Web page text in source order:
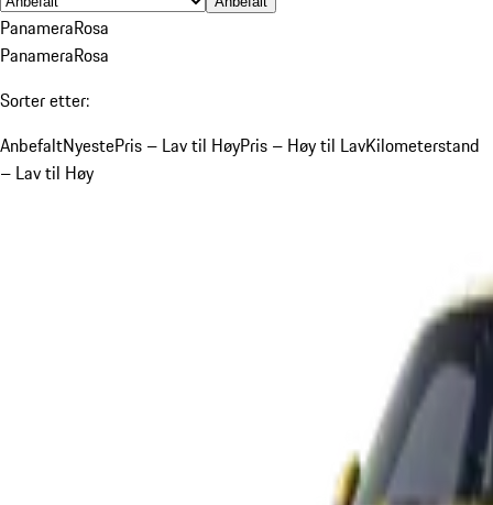
PanameraRosa
PanameraRosa
Sorter etter:
AnbefaltNyestePris – Lav til HøyPris – Høy til LavKilometerstand
– Lav til Høy